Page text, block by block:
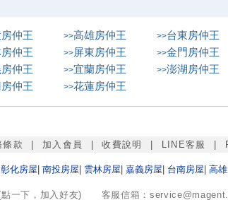
房仲王 >>高雄房仲王 >>台東房仲王
房仲王 >>屏東房仲王 >>金門 房仲王
房仲王 >>宜蘭房仲王 >>澎湖 房仲王
房仲王 >>花蓮房仲王
條款 加入會員 收費說明 LINE客服
彰化房屋 南投房屋 雲林房屋 嘉義房屋 台南房屋 高雄
一下，加入好友) 客服信箱：